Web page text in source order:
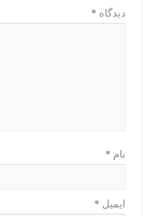
دیدگاه *
نام *
ایمیل *